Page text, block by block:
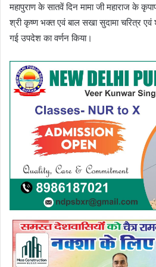
महापुराण के सातवें दिन मामा जी महाराज के
श्री कृष्ण भक्त एवं बाल सखा सुदामा चरित्र एवं
गई उपदेश का वर्णन किया।